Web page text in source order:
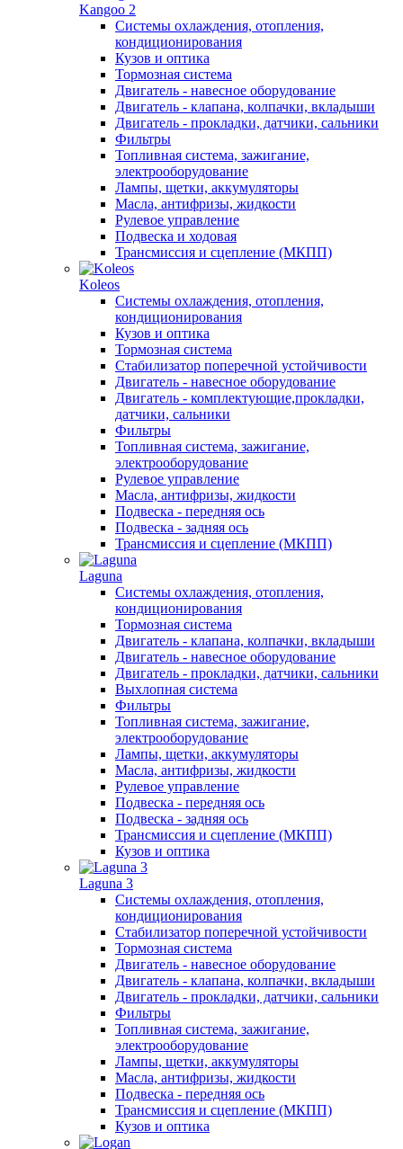
Kangoo 2
Системы охлаждения, отопления,
кондиционирования
Кузов и оптика
Тормозная система
Двигатель - навесное оборудование
Двигатель - клапана, колпачки, вкладыши
Двигатель - прокладки, датчики, сальники
Фильтры
Топливная система, зажигание,
электрооборудование
Лампы, щетки, аккумуляторы
Масла, антифризы, жидкости
Рулевое управление
Подвеска и ходовая
Трансмиссия и сцепление (МКПП)
Koleos
Системы охлаждения, отопления,
кондиционирования
Кузов и оптика
Тормозная система
Стабилизатор поперечной устойчивости
Двигатель - навесное оборудование
Двигатель - комплектующие,прокладки,
датчики, сальники
Фильтры
Топливная система, зажигание,
электрооборудование
Рулевое управление
Масла, антифризы, жидкости
Подвеска - передняя ось
Подвеска - задняя ось
Трансмиссия и сцепление (МКПП)
Laguna
Системы охлаждения, отопления,
кондиционирования
Тормозная система
Двигатель - клапана, колпачки, вкладыши
Двигатель - навесное оборудование
Двигатель - прокладки, датчики, сальники
Выхлопная система
Фильтры
Топливная система, зажигание,
электрооборудование
Лампы, щетки, аккумуляторы
Масла, антифризы, жидкости
Рулевое управление
Подвеска - передняя ось
Подвеска - задняя ось
Трансмиссия и сцепление (МКПП)
Кузов и оптика
Laguna 3
Системы охлаждения, отопления,
кондиционирования
Стабилизатор поперечной устойчивости
Тормозная система
Двигатель - навесное оборудование
Двигатель - клапана, колпачки, вкладыши
Двигатель - прокладки, датчики, сальники
Фильтры
Топливная система, зажигание,
электрооборудование
Лампы, щетки, аккумуляторы
Масла, антифризы, жидкости
Подвеска - передняя ось
Трансмиссия и сцепление (МКПП)
Кузов и оптика